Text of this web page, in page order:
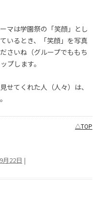
マは学園祭の「笑顔」とし
いるとき、「笑顔」を写真
さいね（グループでももち
プします。
せてくれた人（人々）は、
△TOP
月22日 |